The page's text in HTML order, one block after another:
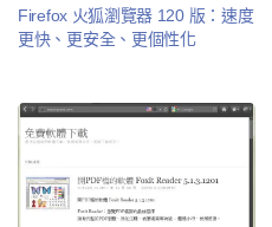
Firefox 火狐瀏覽器 120 版：速度
更快、更安全、更個性化